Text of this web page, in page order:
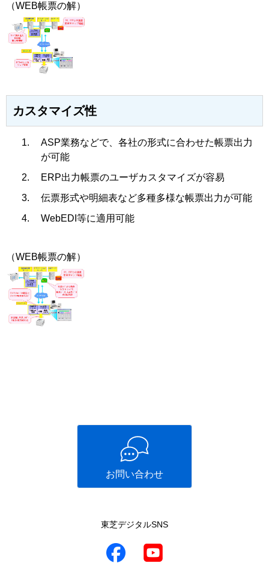
（WEB帳票の解）
カスタマイズ性
ASP業務などで、各社の形式に合わせた帳票出力
が可能
ERP出力帳票のユーザカスタマイズが容易
伝票形式や明細表など多種多様な帳票出力が可能
WebEDI等に適用可能
（WEB帳票の解）
お問い合わせ
東芝デジタルSNS